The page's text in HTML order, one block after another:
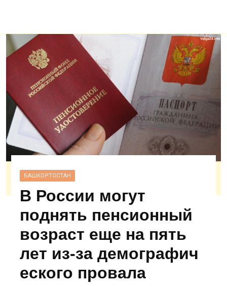
БАШКОРТОСТАН
В России могут
поднять пенсионный
возраст еще на пять
лет из‑за демографич
еского провала